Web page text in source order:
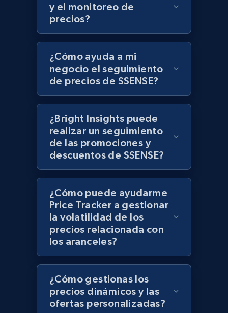
URL, Product id, Title, Product description,
Rating, Reviews count, Initial price, Discount,
and more.
1.3K+ 175+ Comenzar ahora
Zara - Products
Category id, Product id, Product name, Price,
Currency, Colour code, Colour, Description, and
Zara - Products - discovery by category url
1.2K+ Comenzar ahora
y el monitoreo de
precios?
¿Cómo ayuda a mi
negocio el seguimiento
de precios de SSENSE?
¿Bright Insights puede
realizar un seguimiento
de las promociones y
descuentos de SSENSE?
¿Cómo puede ayudarme
Price Tracker a gestionar
la volatilidad de los
precios relacionada con
los aranceles?
¿Cómo gestionas los
precios dinámicos y las
ofertas personalizadas?